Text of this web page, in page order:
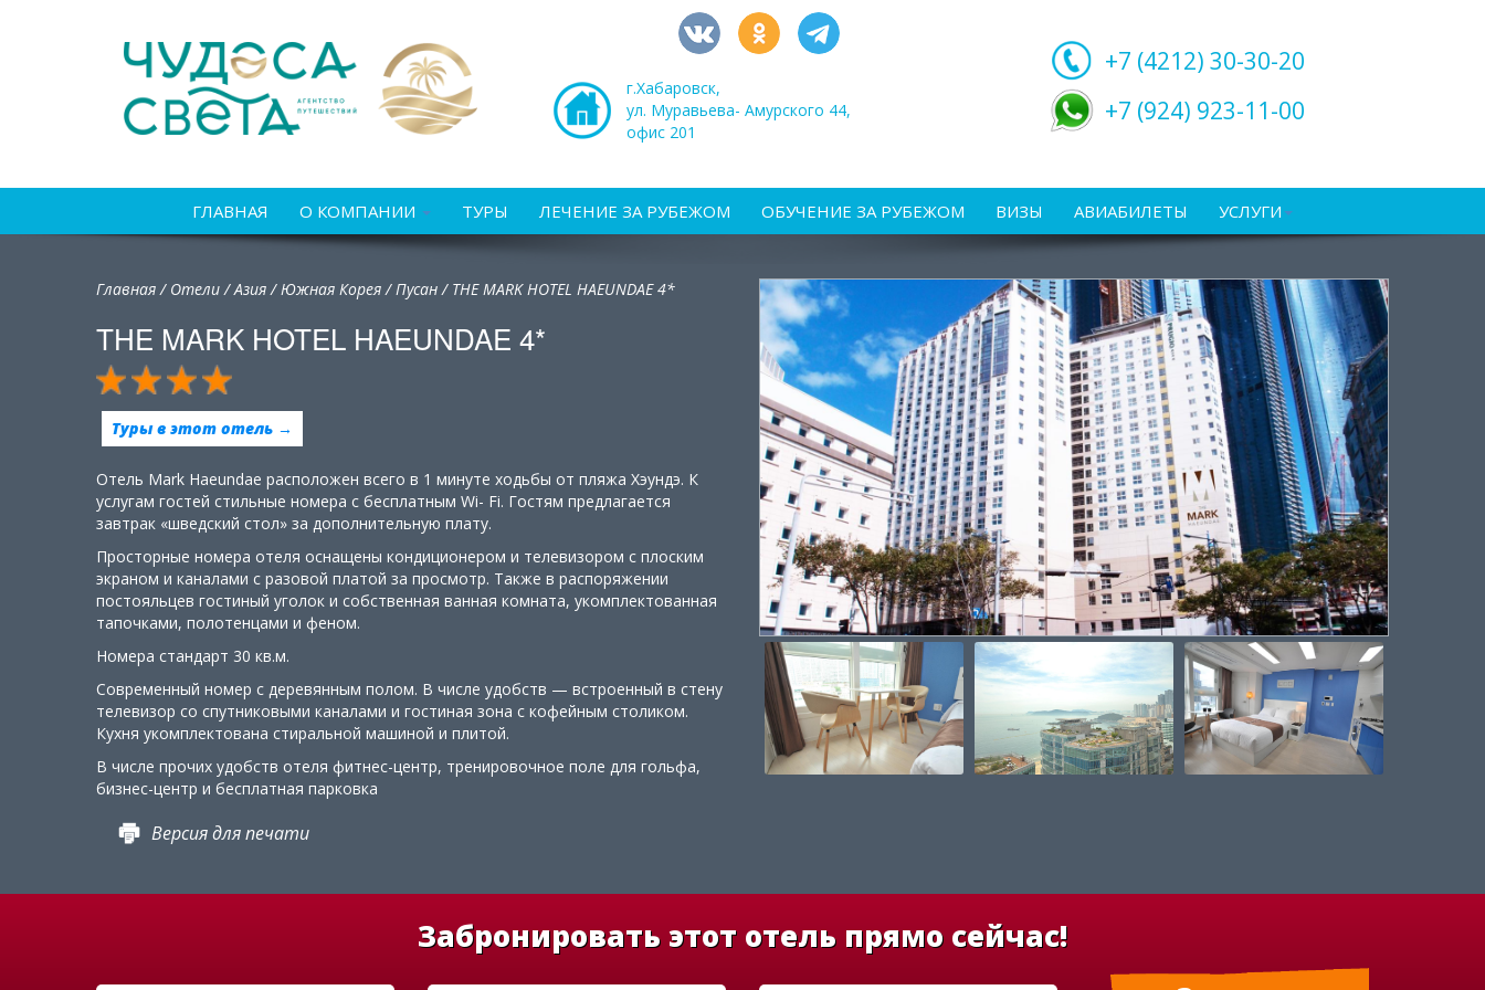
г.Хабаровск,
ул. Муравьева- Амурского 44,
офис 201
+7 (4212) 30-30-20
+7 (924) 923-11-00
ГЛАВНАЯ О КОМПАНИИ ТУРЫ ЛЕЧЕНИЕ ЗА РУБЕЖОМ ОБУЧЕНИЕ ЗА РУБЕЖОМ ВИЗЫ АВИАБИЛЕТЫ УСЛУГИ
Главная/ Отели/Азия/Южная Корея/Пусан / THE MARK HOTEL HAEUNDAE 4*
THE MARK HOTEL HAEUNDAE 4*
Туры в этот отель →
Отель Mark Haeundae расположен всего в 1 минуте ходьбы от пляжа Хэундэ. К
услугам гостей стильные номера с бесплатным Wi- Fi. Гостям предлагается
завтрак «шведский стол» за дополнительную плату.
Просторные номера отеля оснащены кондиционером и телевизором с плоским
экраном и каналами с разовой платой за просмотр. Также в распоряжении
постояльцев гостиный уголок и собственная ванная комната, укомплектованная
тапочками, полотенцами и феном.
Номера стандарт 30 кв.м.
Современный номер с деревянным полом. В числе удобств — встроенный в стену
телевизор со спутниковыми каналами и гостиная зона с кофейным столиком.
Кухня укомплектована стиральной машиной и плитой.
В числе прочих удобств отеля фитнес-центр, тренировочное поле для гольфа,
бизнес-центр и бесплатная парковка
Версия для печати
Забронировать этот отель прямо сейчас!